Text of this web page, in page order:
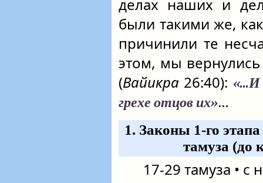
делах наших и
были такими же,
причинили те
этом, мы
(Вайикра 26:40): «...И
грехе отцов их»…
1. Законы 1-го этапа
тамуза (до
17-29 тамуза •